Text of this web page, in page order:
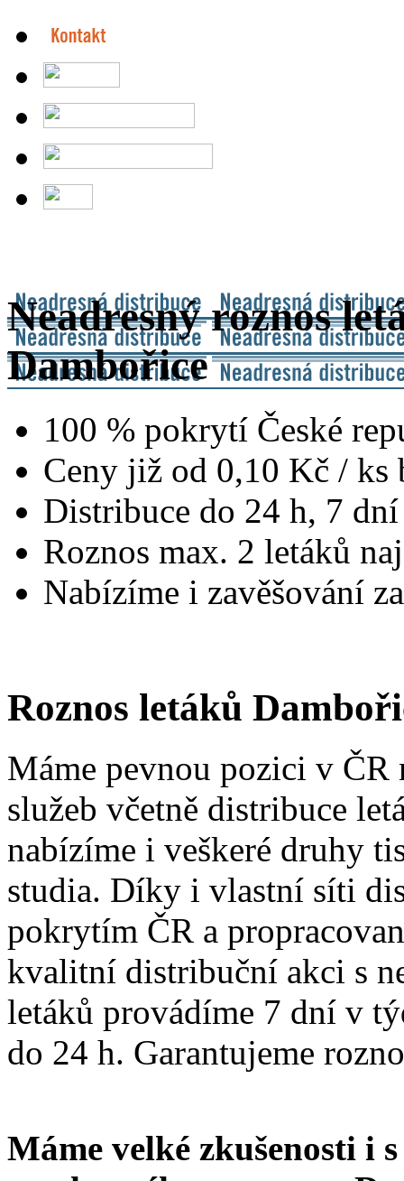
Neadresný roznos
Dambořice
100 % pokrytí České
Ceny již od 0,10 Kč / ks
Distribuce do 24 h, 7
Roznos max. 2 letáků
Nabízíme i zavěšování
Roznos letáků
Máme pevnou pozici v
služeb včetně distribuce
nabízíme i veškeré druhy
studia. Díky i vlastní síti
pokrytím ČR a
kvalitní distribuční akci s
letáků provádíme 7 dní v
do 24 h. Garantujeme
Máme velké zkušenosti i